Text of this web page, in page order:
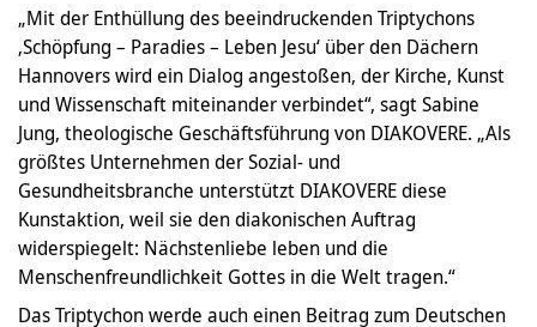
„Mit der Enthüllung des beeindruckenden Triptychons
‚Schöpfung – Paradies – Leben Jesu‘ über den Dächern
Hannovers wird ein Dialog angestoßen, der Kirche, Kunst
und Wissenschaft miteinander verbindet“, sagt Sabine
Jung, theologische Geschäftsführung von DIAKOVERE. „Als
größtes Unternehmen der Sozial- und
Gesundheitsbranche unterstützt DIAKOVERE diese
Kunstaktion, weil sie den diakonischen Auftrag
widerspiegelt: Nächstenliebe leben und die
Menschenfreundlichkeit Gottes in die Welt tragen.“
Das Triptychon werde auch einen Beitrag zum Deutschen